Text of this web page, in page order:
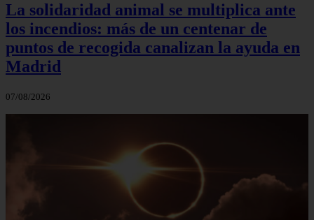
La solidaridad animal se multiplica ante
los incendios: más de un centenar de
puntos de recogida canalizan la ayuda en
Madrid
07/08/2026